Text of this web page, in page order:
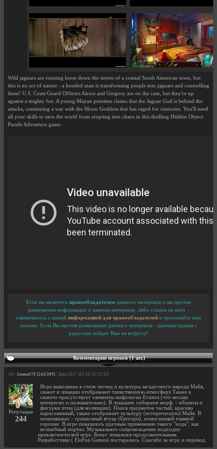
Wild jaguars are running loose down the streets of a coastal South American town, but
this is no act of nature - a hooded man is transforming people into jaguars and controlling
them! U.S. Coast Guard Officers Alexis and Gregory are on the case, but they're up
against a mighty foe. A young Mayan priestess claims that the Jaguar God is behind the
attacks, continuing a war with the Moon Goddess that has raged for centuries. You'll need
all your skills to save the world from erupting into chaos in this thrilling Hidden Object
Puzzle Adventure game.
Если вы являетесь правообладателем данного материала и вы против
размещения информации о данном материале, либо ссылок на него -
ознакомьтесь с нашей информацией для правообладателей и присылайте нам
письмо. Если Вы против размещения данного материала - администрация с
радостью пойдет Вам на встречу!
Комментарии игроков (1 шт.)
От: Janna070 [244|309] | Дата 2017-02-10 15:11:54
Репутация
244
Игра выполнена в стиле легенд и культуры загадочного народа Майя,
сюжет и локации отображают таинственную атмосферу.Также в
сюжете присутствует элементы мифологии Египта (что весьма
интересно и познавательно). В локациях собираем морф. - объекты и
фигурки птиц (для коллекции). Поиск предметов частый, красиво
нарисованный, также отображает культуру (историческую) Майя. В
помощниках - грациозный ягуар (Грегори), помогающий главной
героине. В игре показалось удачным применение такого "хода", как
волшебный портал. Музыкальное сопровождение подходит
приключенческой игре. Бонус показался продолжительным.
Разработчики ( EleFun Games) постарались. Спасибо за игру и перевод.